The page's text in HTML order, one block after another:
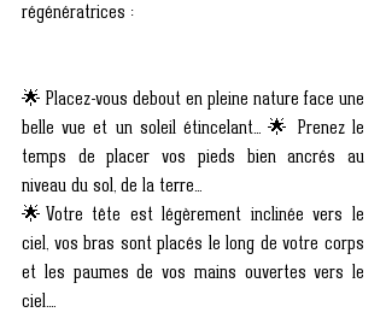
régénératrices :
🌟 Placez-vous debout en pleine nature face une
belle vue et un soleil étincelant... 🌟 Prenez le
temps de placer vos pieds bien ancrés au
niveau du sol, de la terre...
🌟Votre tête est légèrement inclinée vers le
ciel, vos bras sont placés le long de votre corps
et les paumes de vos mains ouvertes vers le
ciel....